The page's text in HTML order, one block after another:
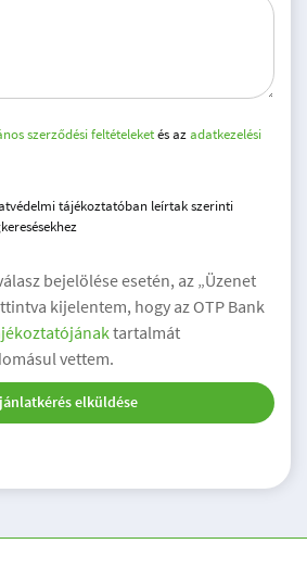
szerződési feltételeketés azadatkezelési
tájékoztatóban leírtak szerinti
bejelölése esetén, az „Üzenet
kijelentem, hogy az OTP Bank
tartalmát
vettem.
elküldése